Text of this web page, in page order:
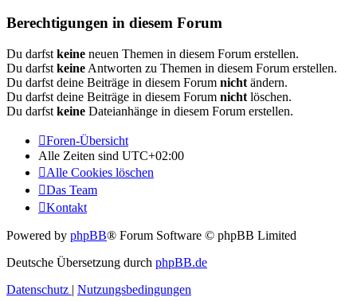
Berechtigungen in diesem Forum
Du darfst keine neuen Themen in diesem Forum erstellen.
Du darfst keine Antworten zu Themen in diesem Forum erstellen.
Du darfst deine Beiträge in diesem Forum nicht ändern.
Du darfst deine Beiträge in diesem Forum nicht löschen.
Du darfst keine Dateianhänge in diesem Forum erstellen.
Foren-Übersicht
Alle Zeiten sind UTC+02:00
Alle Cookies löschen
Das Team
Kontakt
Powered by phpBB® Forum Software © phpBB Limited
Deutsche Übersetzung durch phpBB.de
Datenschutz | Nutzungsbedingungen